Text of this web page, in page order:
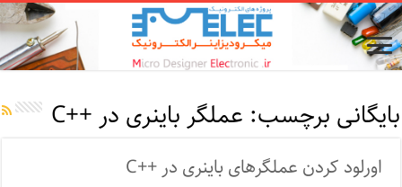
بایگانی برچسب: عملگر باینری در ++C
اورلود کردن عملگرهای باینری در ++C